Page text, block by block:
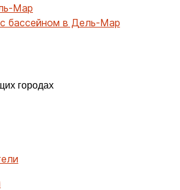
Мар
бассейном в Дель-Мар
городах